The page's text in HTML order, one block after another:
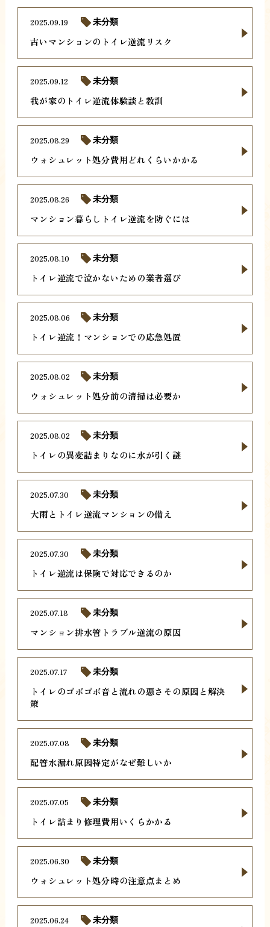
古いマンションのトイレ逆流リスク
2025.09.19 未分類
我が家のトイレ逆流体験談と教訓
2025.09.12 未分類
ウォシュレット処分費用どれくらいかかる
2025.08.29 未分類
マンション暮らしトイレ逆流を防ぐには
2025.08.26 未分類
トイレ逆流で泣かないための業者選び
2025.08.10 未分類
トイレ逆流！マンションでの応急処置
2025.08.06 未分類
ウォシュレット処分前の清掃は必要か
2025.08.02 未分類
トイレの異変詰まりなのに水が引く謎
2025.08.02 未分類
大雨とトイレ逆流マンションの備え
2025.07.30 未分類
トイレ逆流は保険で対応できるのか
2025.07.30 未分類
マンション排水管トラブル逆流の原因
2025.07.18 未分類
トイレのゴボゴボ音と流れの悪さその原因と解決
策
2025.07.17 未分類
配管水漏れ原因特定がなぜ難しいか
2025.07.08 未分類
トイレ詰まり修理費用いくらかかる
2025.07.05 未分類
ウォシュレット処分時の注意点まとめ
2025.06.30 未分類
2025.06.24 未分類